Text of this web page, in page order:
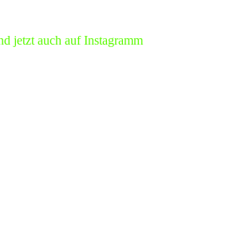
jetzt auch auf Instagramm